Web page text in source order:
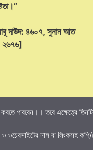
দাউদ: ৪৬০৭, সুনান আত
২৬৭৬]
পারবেন।। তবে এক্ষেত্রে
ওয়েবসাইটের নাম বা লিংকসহ